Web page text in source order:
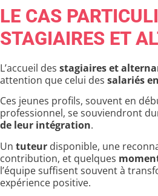
LE CAS
STAGIAIRES ET
L’accueil des stagiaires et
attention que celui des salariés
Ces jeunes profils, souvent en
professionnel, se souviendront
de leur intégration.
Un tuteur disponible, une
contribution, et quelques
l’équipe suffisent souvent à
expérience positive.